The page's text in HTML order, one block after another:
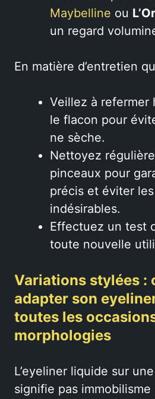
Maybelline ou
un regard
En matière d’entretien
Veillez à refermer
le flacon pour
ne sèche.
Nettoyez
pinceaux pour
précis et éviter
indésirables.
Effectuez un test
toute nouvelle
Variations stylées :
adapter son
toutes les
morphologies
L’eyeliner liquide sur
signifie pas